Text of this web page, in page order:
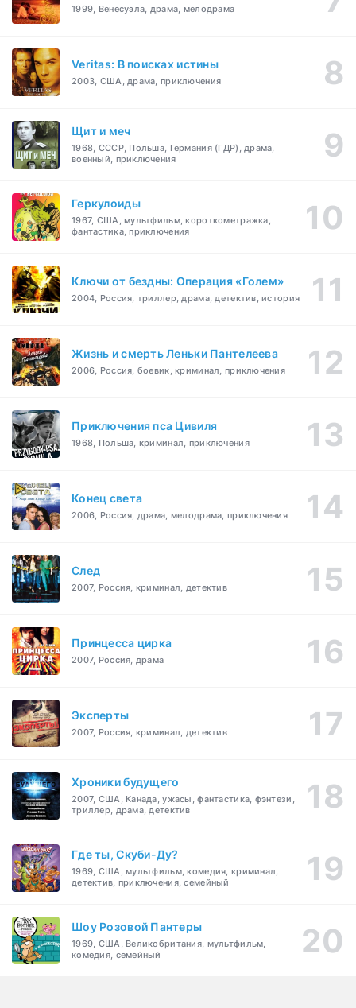
1999, Венесуэла, драма, мелодрама
Veritas: В поисках истины
2003, США, драма, приключения
Щит и меч
1968, СССР, Польша, Германия (ГДР), драма,
военный, приключения
Геркулоиды
1967, США, мультфильм, короткометражка,
фантастика, приключения
Ключи от бездны: Операция «Голем»
2004, Россия, триллер, драма, детектив, история
Жизнь и смерть Леньки Пантелеева
2006, Россия, боевик, криминал, приключения
Приключения пса Цивиля
1968, Польша, криминал, приключения
Конец света
2006, Россия, драма, мелодрама, приключения
След
2007, Россия, криминал, детектив
Принцесса цирка
2007, Россия, драма
Эксперты
2007, Россия, криминал, детектив
Хроники будущего
2007, США, Канада, ужасы, фантастика, фэнтези,
триллер, драма, детектив
Где ты, Скуби-Ду?
1969, США, мультфильм, комедия, криминал,
детектив, приключения, семейный
Шоу Розовой Пантеры
1969, США, Великобритания, мультфильм,
комедия, семейный